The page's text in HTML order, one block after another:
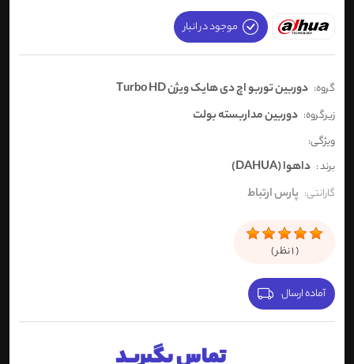
موجود در انبار
گروه: دوربین توربو اچ دی هایک ویژن Turbo HD
زیرگروه: دوربین مداربسته بولت
ویژگی:
برند : داهوا (DAHUA)
گارانتی: پارس ارتباط
(
1نظر )
آماده ارسال